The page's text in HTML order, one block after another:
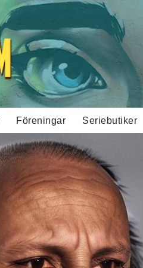
Föreningar Seriebutiker